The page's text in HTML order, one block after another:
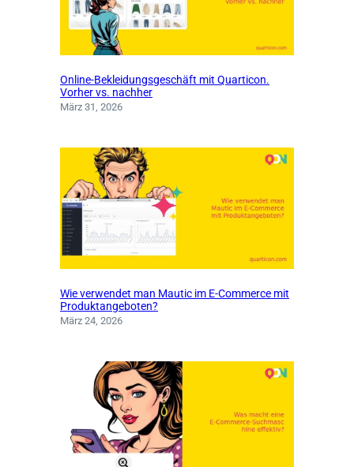
Online-Bekleidungsgeschäft mit Quarticon.
Vorher vs. nachher
März 31, 2026
Wie verwendet man Mautic im E-Commerce mit
Produktangeboten?
März 24, 2026